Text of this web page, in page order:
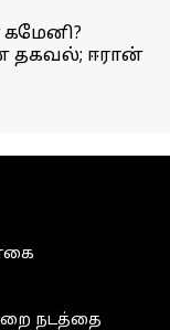
கமேனி?
தகவல்; ஈரான்
நடத்தை